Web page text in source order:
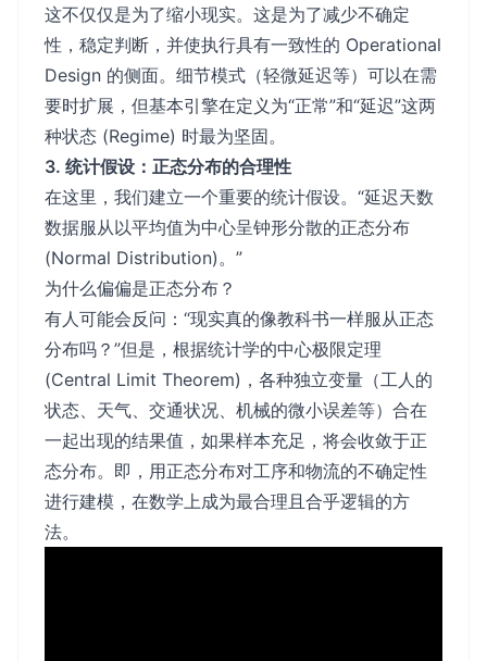
这不仅仅是为了缩小现实。这是为了减少不确定
性，稳定判断，并使执行具有一致性的 Operational
Design 的侧面。细节模式（轻微延迟等）可以在需
要时扩展，但基本引擎在定义为“正常”和“延迟”这两
种状态 (Regime) 时最为坚固。
3. 统计假设：正态分布的合理性
在这里，我们建立一个重要的统计假设。“延迟天数
数据服从以平均值为中心呈钟形分散的正态分布
(Normal Distribution)。”
为什么偏偏是正态分布？
有人可能会反问：“现实真的像教科书一样服从正态
分布吗？”但是，根据统计学的中心极限定理
(Central Limit Theorem)，各种独立变量（工人的
状态、天气、交通状况、机械的微小误差等）合在
一起出现的结果值，如果样本充足，将会收敛于正
态分布。即，用正态分布对工序和物流的不确定性
进行建模，在数学上成为最合理且合乎逻辑的方
法。